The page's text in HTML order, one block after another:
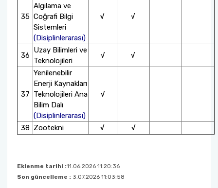
35
Algılama ve
Coğrafi Bilgi
Sistemleri
(Disiplinlerarası)
√ √
36
Uzay Bilimleri ve
Teknolojileri
√ √
37
Yenilenebilir
Enerji Kaynakları
Teknolojileri Ana
Bilim Dalı
(Disiplinlerarası)
√
38 Zootekni √ √
Eklenme tarihi :11.06.2026 11:20:36
Son güncelleme : 3.07.2026 11:03:58